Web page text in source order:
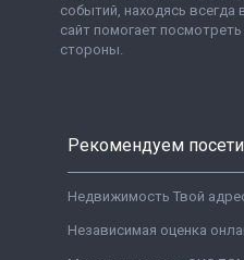
событий, находясь всегда
сайт помогает
стороны.
Рекомендуем
Недвижимость Твой
Независимая оценка